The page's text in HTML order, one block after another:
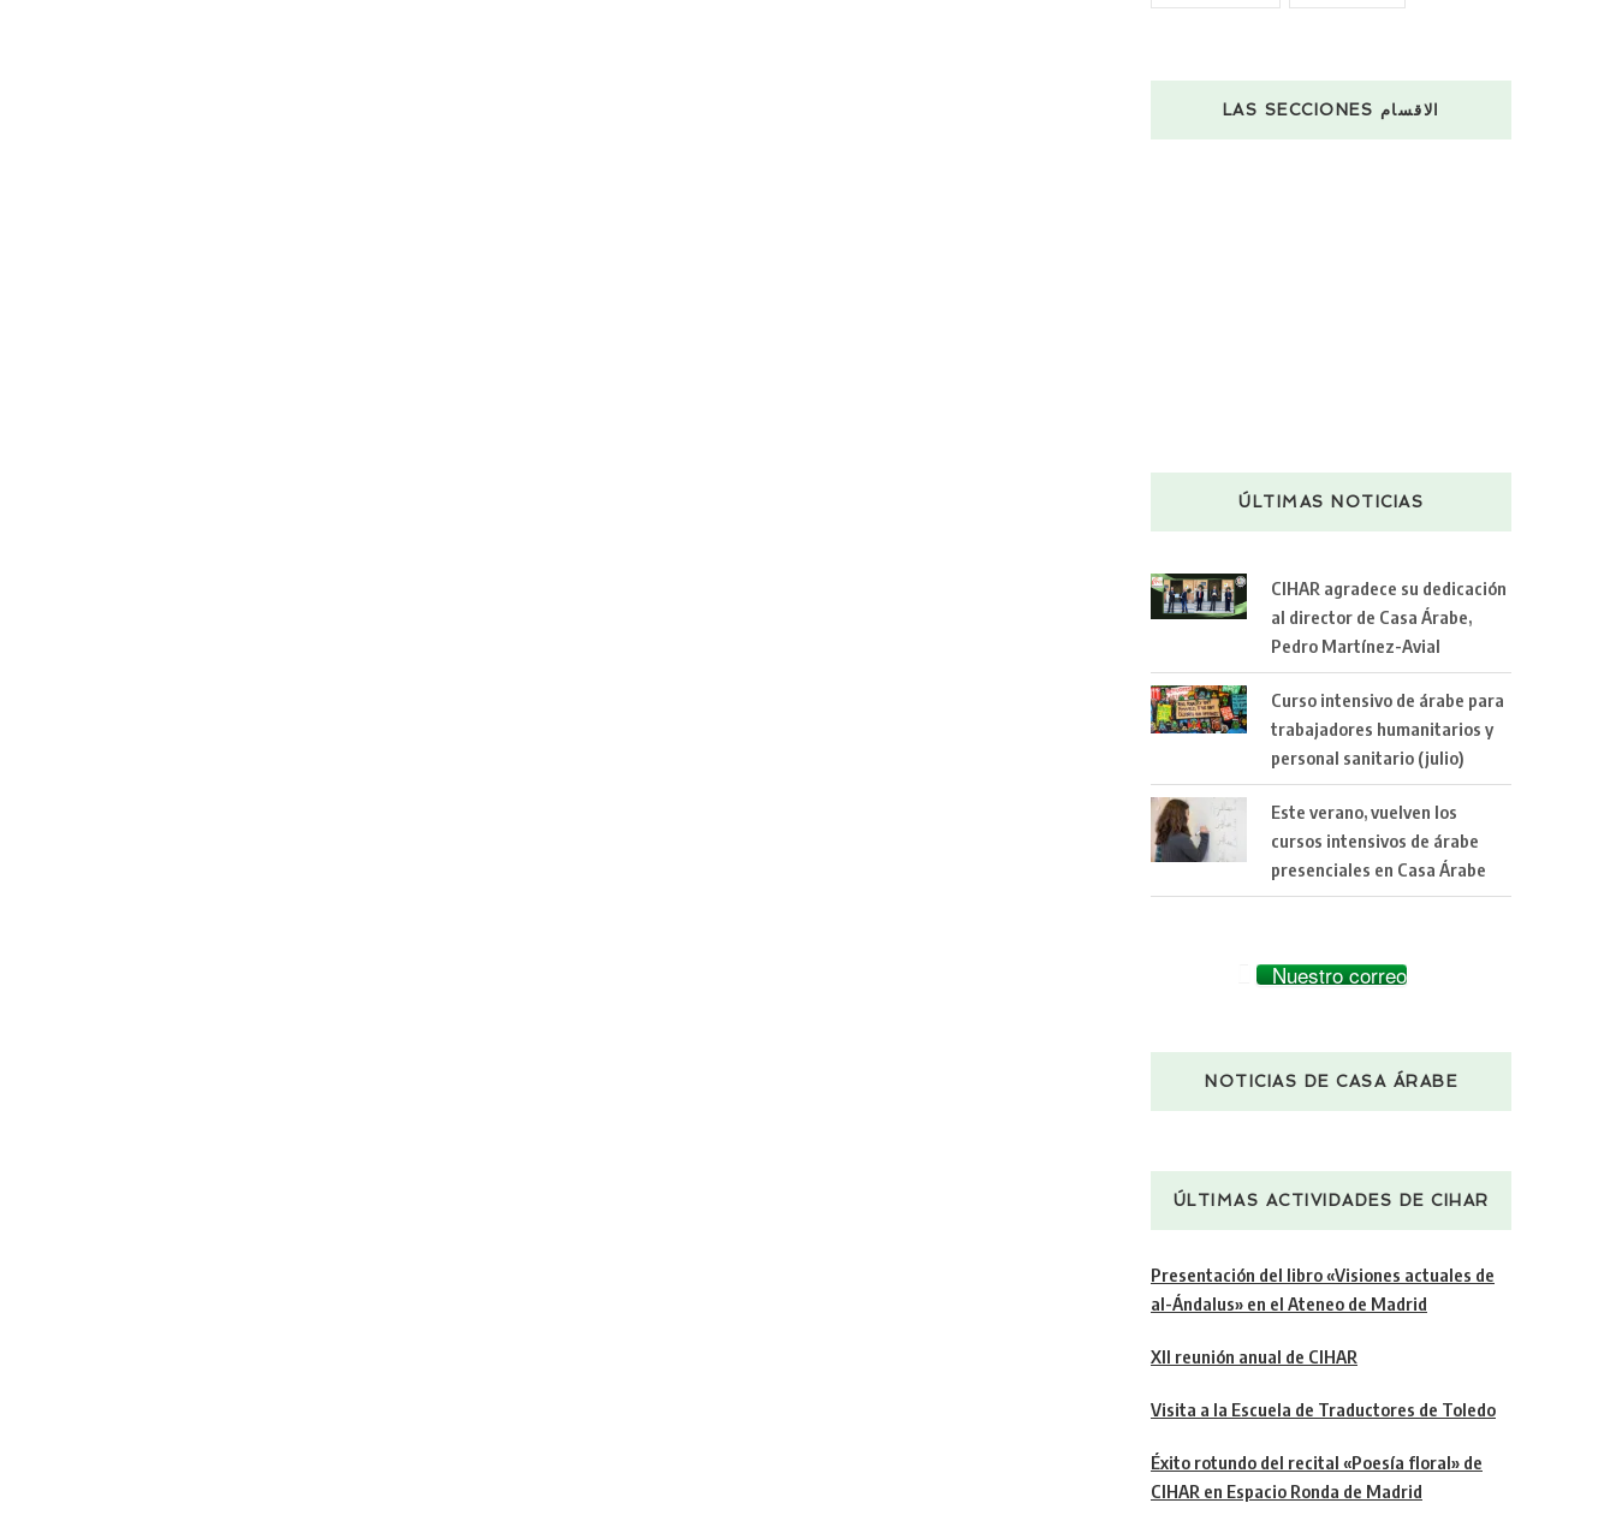
LAS SECCIONES الاقسام
ÚLTIMAS NOTICIAS
CIHAR agradece su dedicación
al director de Casa Árabe,
Pedro Martínez-Avial
Curso intensivo de árabe para
trabajadores humanitarios y
personal sanitario (julio)
Este verano, vuelven los
cursos intensivos de árabe
presenciales en Casa Árabe
Nuestro correo
NOTICIAS DE CASA ÁRABE
ÚLTIMAS ACTIVIDADES DE CIHAR
Presentación del libro «Visiones actuales de
al-Ándalus» en el Ateneo de Madrid
XII reunión anual de CIHAR
Visita a la Escuela de Traductores de Toledo
Éxito rotundo del recital «Poesía floral» de
CIHAR en Espacio Ronda de Madrid